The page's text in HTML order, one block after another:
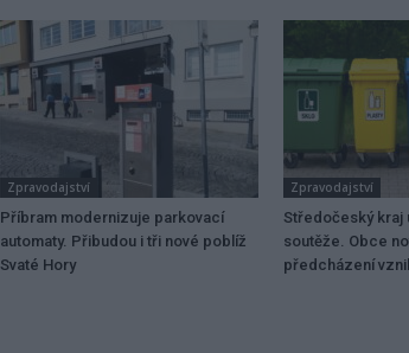
Zpravodajství
Příbram modernizuje parkovací
automaty. Přibudou i tři nové poblíž
Svaté Hory
Zpravodajství
Středočeský kraj
soutěže. Obce
předcházení